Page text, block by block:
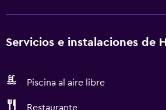
Servicios e instalaciones de
Piscina al aire libre
Restaurante